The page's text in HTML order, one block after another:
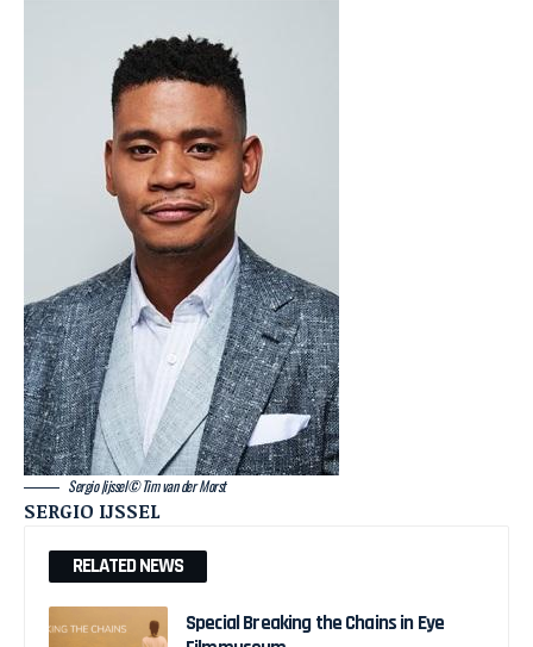
Sergio |ijssel© Tim van der Morst
SERGIO IJSSEL
RELATED NEWS
Special Breaking the Chains in Eye